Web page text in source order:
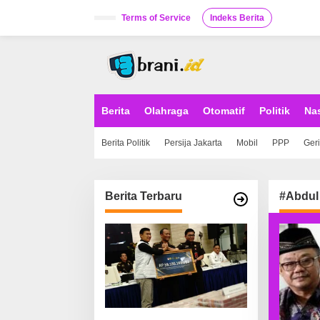
Terms of Service Indeks Berita
Berita Olahraga Otomatif Politik
Berita Politik Persija Jakarta Mobil PPP
Berita Terbaru #Abdul